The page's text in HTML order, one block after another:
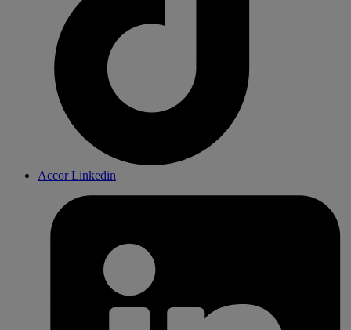
Accor Linkedin